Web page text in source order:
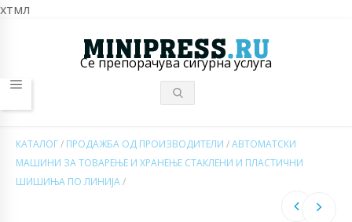
хтмл
Се препорачува сигурна услуга
КАТАЛОГ/ ПРОДАЖБА ОД ПРОИЗВОДИТЕЛИ /АВТОМАТСКИ
МАШИНИ ЗА ТОВАРЕЊЕ И ХРАНЕЊЕ СТАКЛЕНИ И ПЛАСТИЧНИ
ШИШИЊА ПО ЛИНИЈА/